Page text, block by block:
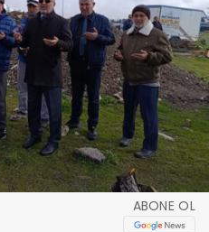
ABONE OL